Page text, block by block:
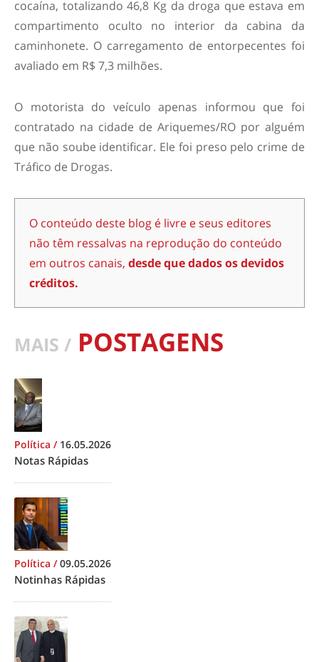
cocaína, totalizando 46,8 Kg da droga que estava em
compartimento oculto no interior da cabina da
caminhonete. O carregamento de entorpecentes foi
avaliado em R$ 7,3 milhões.
O motorista do veículo apenas informou que foi
contratado na cidade de Ariquemes/RO por alguém
que não soube identificar. Ele foi preso pelo crime de
Tráfico de Drogas.
O conteúdo deste blog é livre e seus editores
não têm ressalvas na reprodução do conteúdo
em outros canais, desde que dados os devidos
créditos.
MAIS / POSTAGENS
Política / 16.05.2026
Notas Rápidas
Política /09.05.2026
Notinhas Rápidas